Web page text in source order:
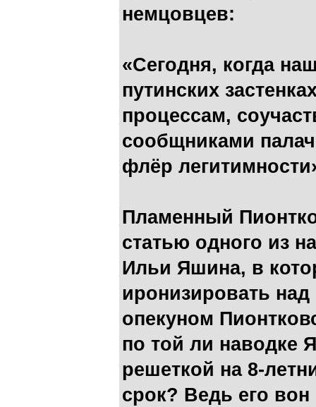
немцовцев:
«Сегодня, когда
путинских
процессам,
сообщниками
флёр
Пламенный
статью одного из
Ильи Яшина, в
иронизировать
опекуном
по той ли наводке
решеткой на 8-
срок? Ведь его